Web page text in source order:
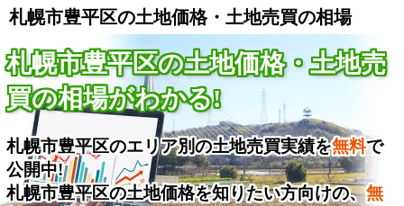
札幌市豊平区の土地価格・土地売買の相場
札幌市豊平区の土地価格・土地売
買の相場がわかる!
札幌市豊平区のエリア別の土地売買実績を無料で
公開中!
札幌市豊平区の土地価格を知りたい方向けの、無